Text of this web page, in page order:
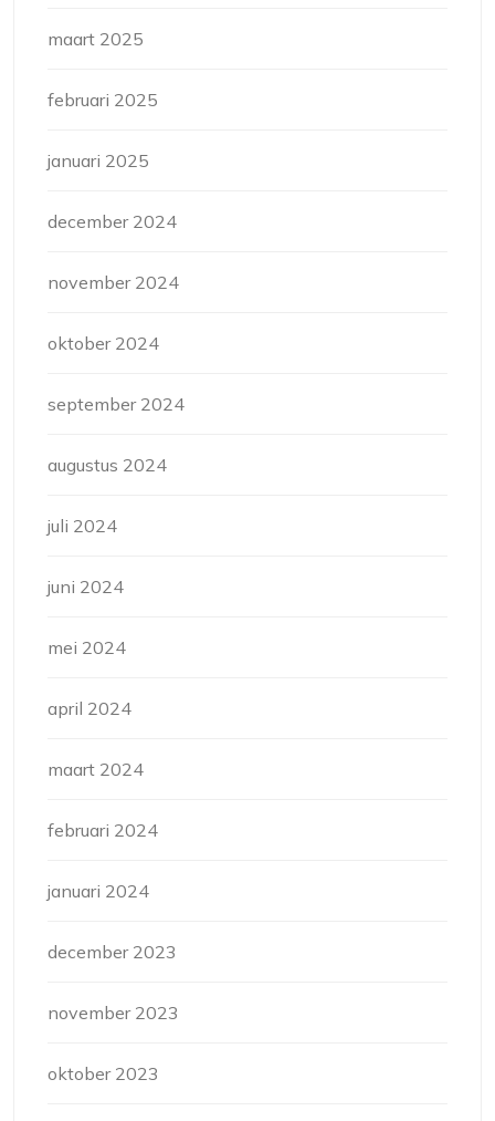
maart 2025
februari 2025
januari 2025
december 2024
november 2024
oktober 2024
september 2024
augustus 2024
juli 2024
juni 2024
mei 2024
april 2024
maart 2024
februari 2024
januari 2024
december 2023
november 2023
oktober 2023